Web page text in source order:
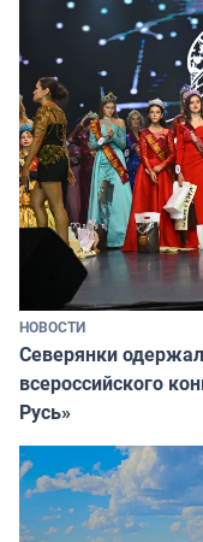
НОВОСТИ
Северянки
всероссийского
Русь»